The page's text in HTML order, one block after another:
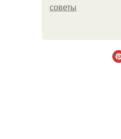
советы